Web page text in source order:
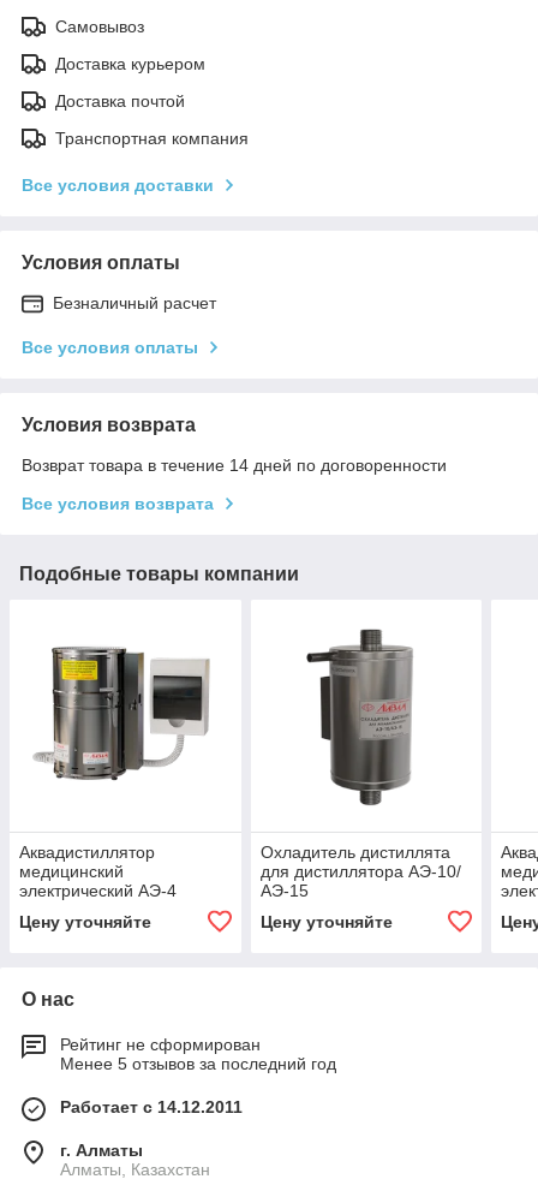
Самовывоз
Доставка курьером
Доставка почтой
Транспортная компания
Все условия доставки
Условия оплаты
Безналичный расчет
Все условия оплаты
Условия возврата
Возврат товара в течение 14 дней по договоренности
Все условия возврата
Подобные товары компании
Аквадистиллятор
медицинский
электрический АЭ-4
Цену уточняйте
Охладитель дистиллята
для дистиллятора АЭ-10/
АЭ-15
Цену уточняйте
О нас
Рейтинг не сформирован
Менее 5 отзывов за последний год
Работает с 14.12.2011
г. Алматы
Алматы, Казахстан